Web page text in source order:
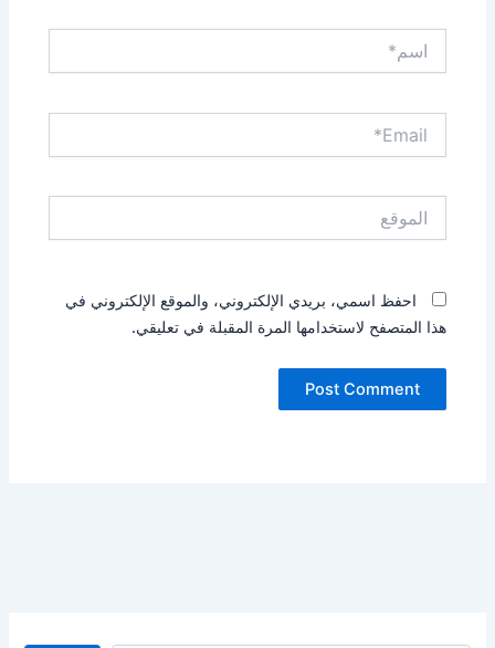
احفظ اسمي، بريدي الإلكتروني، والموقع الإلكتروني في
هذا المتصفح لاستخدامها المرة المقبلة في تعليقي.